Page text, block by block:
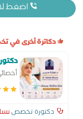
اضغط
دكاترة أخرى في
دكتورة تخصص